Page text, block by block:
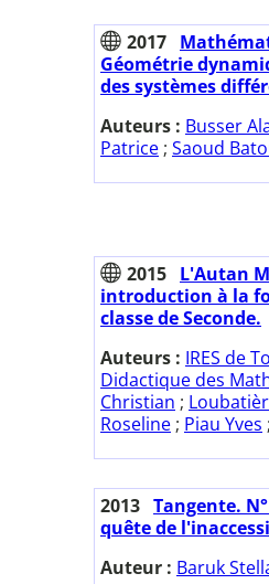
2017
Géométrie
des systèmes
Auteurs : Busser
Patrice ; Saoud
2015 L'Autan
introduction à la
classe de Seconde.
Auteurs : IRES de
Didactique des
Christian ;
Roseline ; Piau Yves ;
2013 Tangente.
quête de
Auteur : Baruk